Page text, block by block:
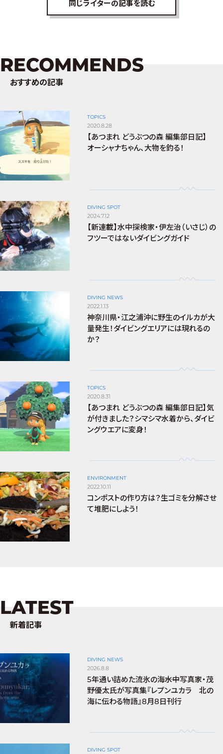
同じライターの記事を読む
RECOMMENDS
おすすめの記事
TOPICS
2020.8.28
【あつまれ どうぶつの森 編集部日記】
オーシャナちゃん、大物を釣る！
DIVING SPOT
2024.7.12
【新連載】水中探検家・伊左治（いさじ）の
フツーではないダイビングガイド
DIVING NEWS
2022.1.13
神奈川県・江之浦沖に野生のイルカが大
量発生！ダイビングエリアには現れるの
か？
TOPICS
2020.8.31
【あつまれ どうぶつの森 編集部日記】気
が付きました？シマシマ水着から、ダイビ
ングウエアに変身！
ENVIRONMENT
2022.10.11
コンポストの作り方は？生ゴミを分解させ
て堆肥にしよう！
LATEST
新着記事
DIVING NEWS
2026.8.8
5年通い詰めた流氷の海――水中写真家・茂
野優太氏が写真集『レプンユカラ 北の
海に伝わる物語』8月8日刊行
DIVING SPOT